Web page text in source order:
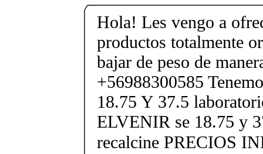
Hola! Les vengo a
productos totalmente
bajar de peso de
+56988300585
18.75 Y 37.5
ELVENIR se 18.75 y
recalcine PRECIOS